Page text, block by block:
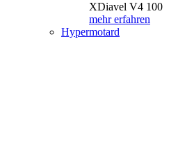
XDiavel V4 100
mehr erfahren
Hypermotard